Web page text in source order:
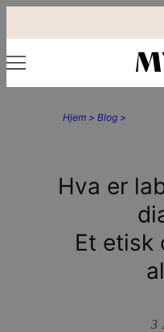
Hjem > Blog >
Hva er
Et
3